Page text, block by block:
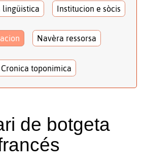
lingüistica Institucion e sòcis
Navèra ressorsa
Cronica toponimica
de botgeta